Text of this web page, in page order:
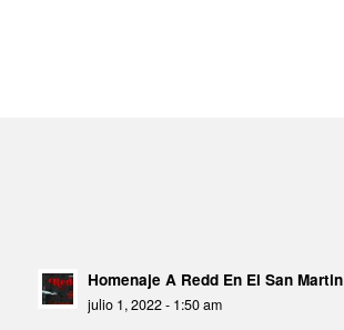
Homenaje A Redd En El San Martin
julio 1, 2022 - 1:50 am